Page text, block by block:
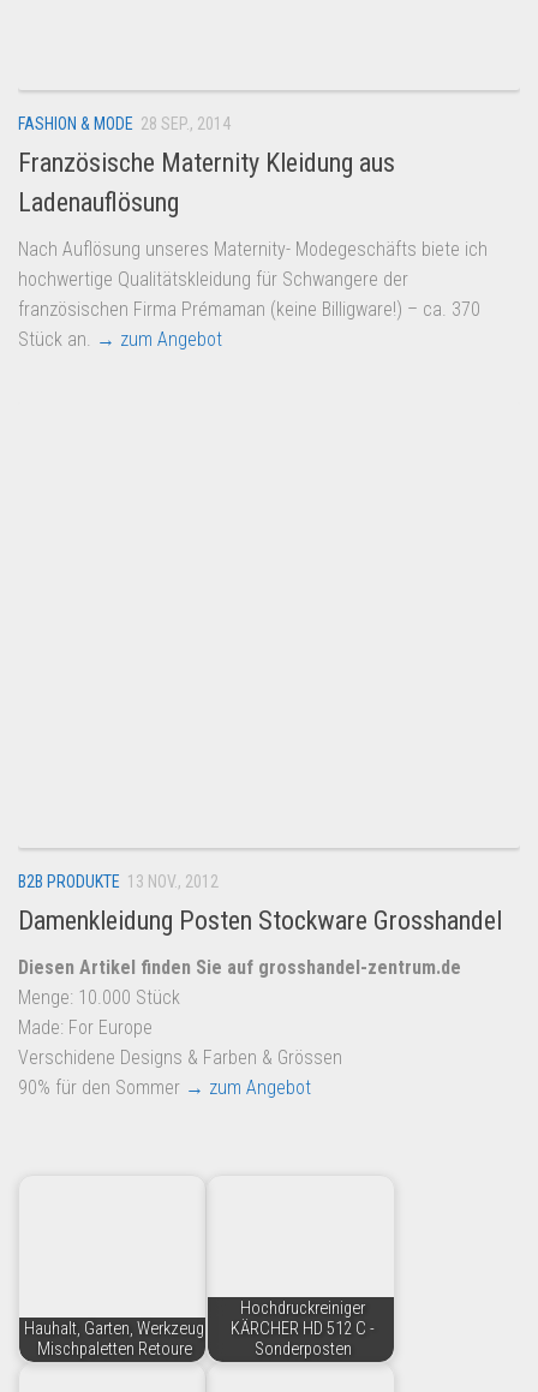
Amazon
Aldi
Lidl
Kostenlos verkaufen
Anmelden
Kostenlos Registrieren
FASHION & MODE 28 SEP., 2014
Französische Maternity Kleidung aus
Ladenauflösung
Nach Auflösung unseres Maternity- Modegeschäfts biete ich
hochwertige Qualitätskleidung für Schwangere der
französischen Firma Prémaman (keine Billigware!) – ca. 370
Stück an. → zum Angebot
B2B PRODUKTE 13 NOV., 2012
Damenkleidung Posten Stockware Grosshandel
Diesen Artikel finden Sie auf grosshandel-zentrum.de
Menge: 10.000 Stück
Made: For Europe
Verschidene Designs & Farben & Grössen
90% für den Sommer → zum Angebot
Hauhalt, Garten, Werkzeug
Mischpaletten Retoure
Hochdruckreiniger
KÄRCHER HD 512 C -
Sonderposten